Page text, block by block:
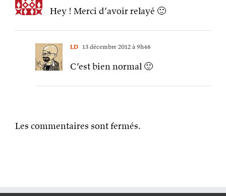
Hey ! Merci d’avoir relayé 🙂
LD 13 décembre 2012 à 9h46
C’est bien normal 🙂
Les commentaires sont fermés.